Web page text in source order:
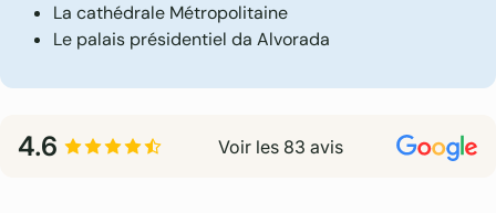
La cathédrale Métropolitaine
Le palais présidentiel da Alvorada
4.6 Voir les 83 avis